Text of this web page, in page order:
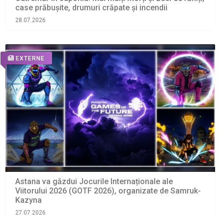
case prăbușite, drumuri crăpate și incendii
28.07.2026
EXTERNE
Astana va găzdui Jocurile Internaționale ale
Viitorului 2026 (GOTF 2026), organizate de Samruk-
Kazyna
27.07.2026